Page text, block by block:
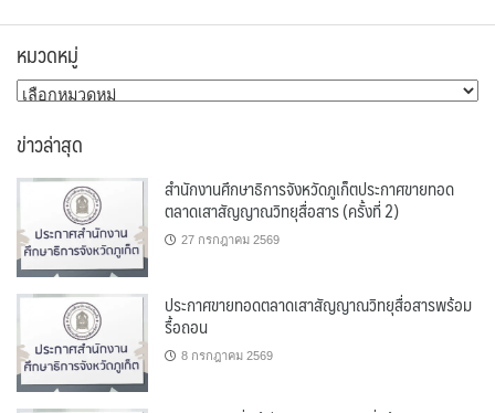
หมวดหมู่
หมวด
ข่าวล่าสุด
สำนักงานศึกษาธิการจังหวัดภูเก็ตประกาศขายทอด
ตลาดเสาสัญญาณวิทยุสื่อสาร (ครั้งที่ 2)
27 กรกฎาคม 2569
ประกาศขายทอดตลาดเสาสัญญาณวิทยุสื่อสารพร้อม
รื้อถอน
8 กรกฎาคม 2569